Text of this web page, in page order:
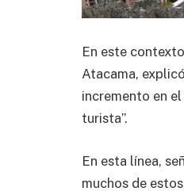
En este
Atacama,
incremento en
turista”.
En esta línea,
muchos de